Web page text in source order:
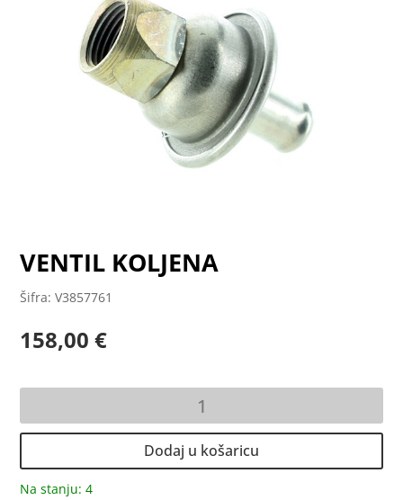
VENTIL KOLJENA
Šifra: V3857761
158,00€
količina
Dodaj u košaricu
Na stanju: 4